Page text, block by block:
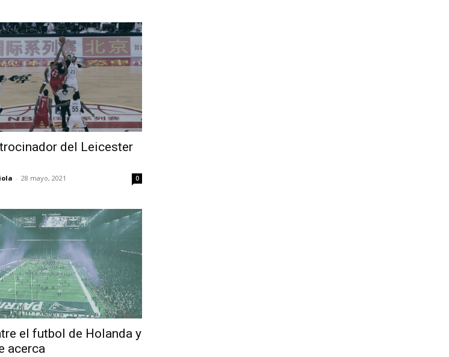
del Leicester
- 28 mayo, 2021 0
el futbol de Holanda y
acerca